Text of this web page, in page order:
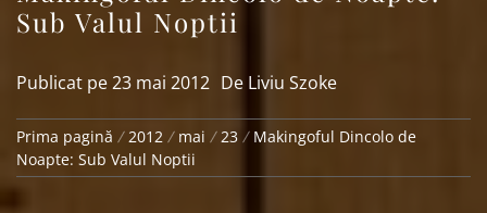
Sub Valul Noptii
Publicat pe23 mai 2012 De Liviu Szoke
Prima pagină 2012 mai 23
Makingoful Dincolo de
Noapte: Sub Valul Noptii